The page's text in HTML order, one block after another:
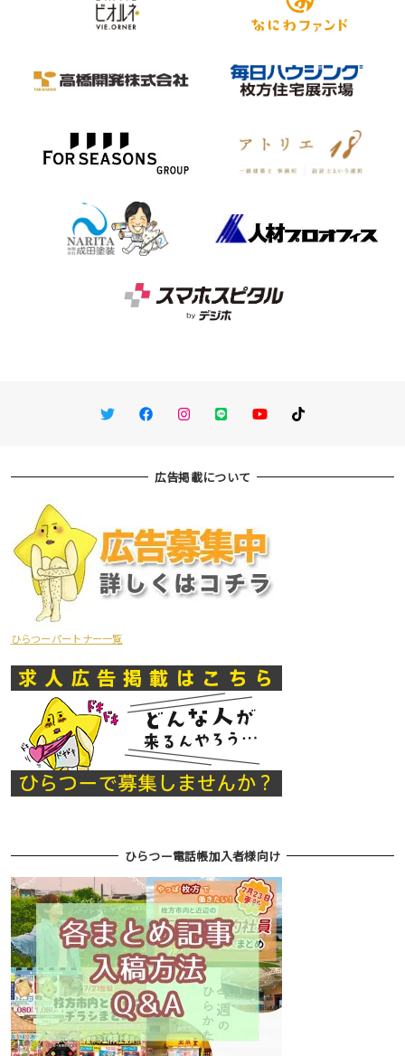
TwitterFacebookInstagram
LINE You TubeTikTok
広告掲載について
ひらつーパートナー一覧
ひらつー電話帳加入者様向け